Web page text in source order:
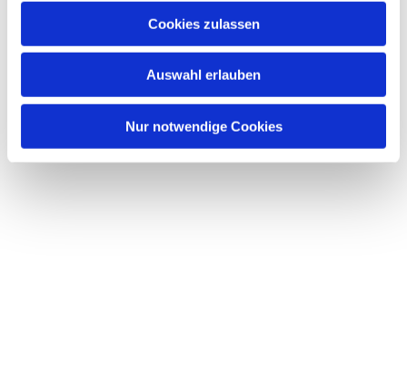
Cookies zulassen
Auswahl erlauben
Nur notwendige Cookies